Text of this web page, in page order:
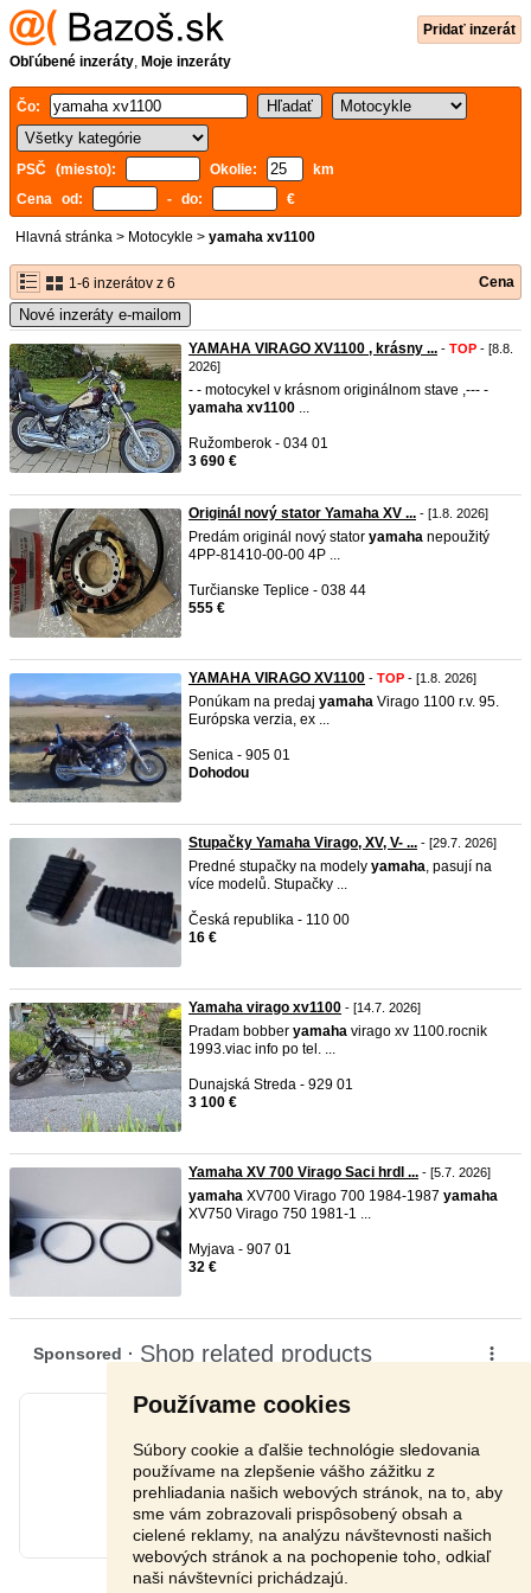
Používame cookies
Súbory cookie a ďalšie technológie sledovania
používame na zlepšenie vášho zážitku z
prehliadania našich webových stránok, na to, aby
sme vám zobrazovali prispôsobený obsah a
cielené reklamy, na analýzu návštevnosti našich
webových stránok a na pochopenie toho, odkiaľ
naši návštevníci prichádzajú.
Pridať inzerát
Obľúbené inzeráty, Moje inzeráty
Čo:
PSČ (miesto): Okolie:
km
Cena od:
- do: €
Hlavná stránka > Motocykle > yamaha xv1100
1-6 inzerátov z 6 Cena
Nové inzeráty e-mailom
YAMAHA VIRAGO XV1100 , krásny ... - TOP - [8.8.
2026]
- - motocykel v krásnom originálnom stave ,--- -
yamaha xv1100 ...
Ružomberok - 034 01
3 690 €
Originál nový stator Yamaha XV ... - [1.8. 2026]
Predám originál nový stator yamaha nepoužitý
4PP-81410-00-00 4P ...
Turčianske Teplice - 038 44
555 €
YAMAHA VIRAGO XV1100 - TOP - [1.8. 2026]
Ponúkam na predaj yamaha Virago 1100 r.v. 95.
Európska verzia, ex ...
Senica - 905 01
Dohodou
Stupačky Yamaha Virago, XV, V- ... - [29.7. 2026]
Predné stupačky na modely yamaha, pasují na
více modelů. Stupačky ...
Česká republika - 110 00
16 €
Yamaha virago xv1100 - [14.7. 2026]
Pradam bobber yamaha virago xv 1100.rocnik
1993.viac info po tel. ...
Dunajská Streda - 929 01
3 100 €
Yamaha XV 700 Virago Saci hrdl ... - [5.7. 2026]
yamaha XV700 Virago 700 1984-1987 yamaha
XV750 Virago 750 1981-1 ...
Myjava - 907 01
32 €